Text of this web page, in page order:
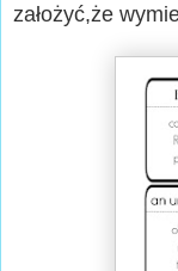
założyć,że